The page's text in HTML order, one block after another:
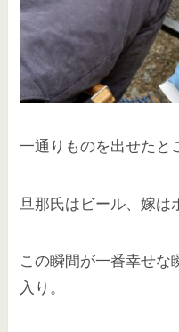
一通りものを出せたと
旦那氏はビール、嫁は
この瞬間が一番幸せな
入り。